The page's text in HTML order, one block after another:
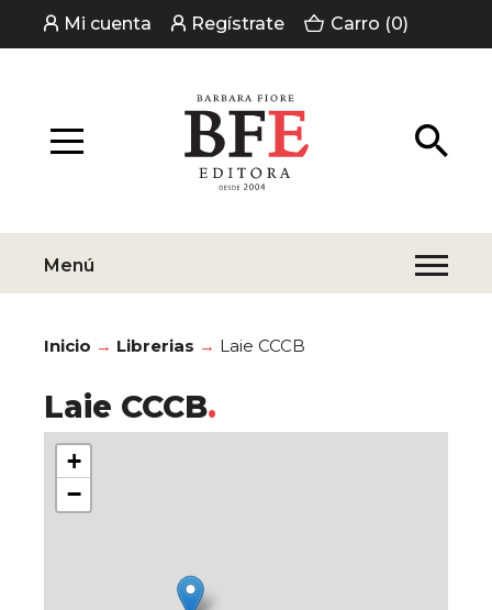
Mi cuenta Regístrate Carro (0)
Menú
Inicio Librerias Laie CCCB
Laie CCCB
+
−